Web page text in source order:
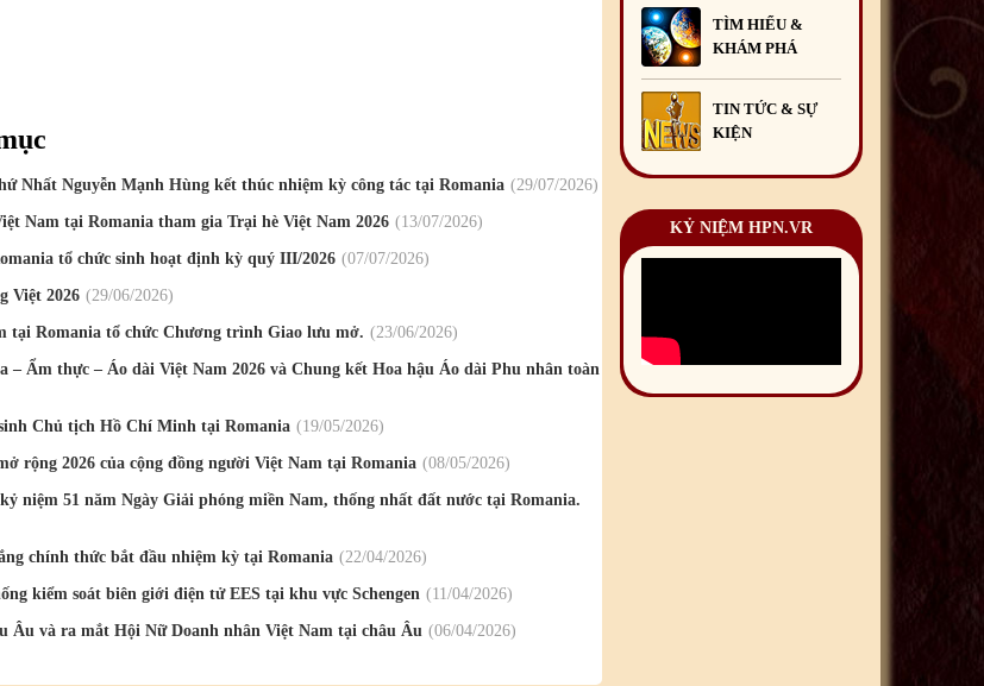
Nhất Nguyễn Mạnh Hùng kết thúc nhiệm kỳ công tác tại Romania 29/07/2026
Nam tại Romania tham gia Trại hè Việt Nam 2026 13/07/2026
tổ chức sinh hoạt định kỳ quý III/2026 07/07/2026
Việt 2026 29/06/2026
tại Romania tổ chức Chương trình Giao lưu mở. 23/06/2026
– Ẩm thực – Áo dài Việt Nam 2026 và Chung kết Hoa hậu Áo dài Phu nhân toàn
Chủ tịch Hồ Chí Minh tại Romania 19/05/2026
rộng 2026 của cộng đồng người Việt Nam tại Romania 08/05/2026
niệm 51 năm Ngày Giải phóng miền Nam, thống nhất đất nước tại Romania.
chính thức bắt đầu nhiệm kỳ tại Romania 22/04/2026
kiểm soát biên giới điện tử EES tại khu vực Schengen 11/04/2026
Âu và ra mắt Hội Nữ Doanh nhân Việt Nam tại châu Âu 06/04/2026
TÌM HIỂU &
KHÁM PHÁ
TIN TỨC & SỰ
KIỆN
KỶ NIỆM HPN.VR